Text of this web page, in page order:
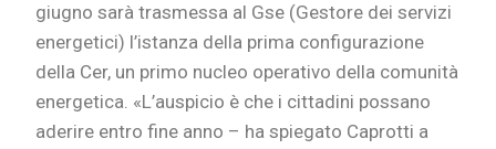
giugno sarà trasmessa al Gse (Gestore dei servizi
energetici) l’istanza della prima configurazione
della Cer, un primo nucleo operativo della comunità
energetica. «L’auspicio è che i cittadini possano
aderire entro fine anno – ha spiegato Caprotti a